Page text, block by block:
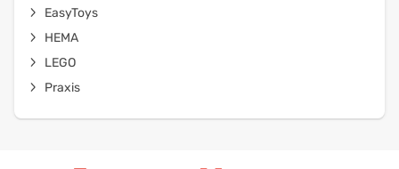
EasyToys
HEMA
LEGO
Praxis